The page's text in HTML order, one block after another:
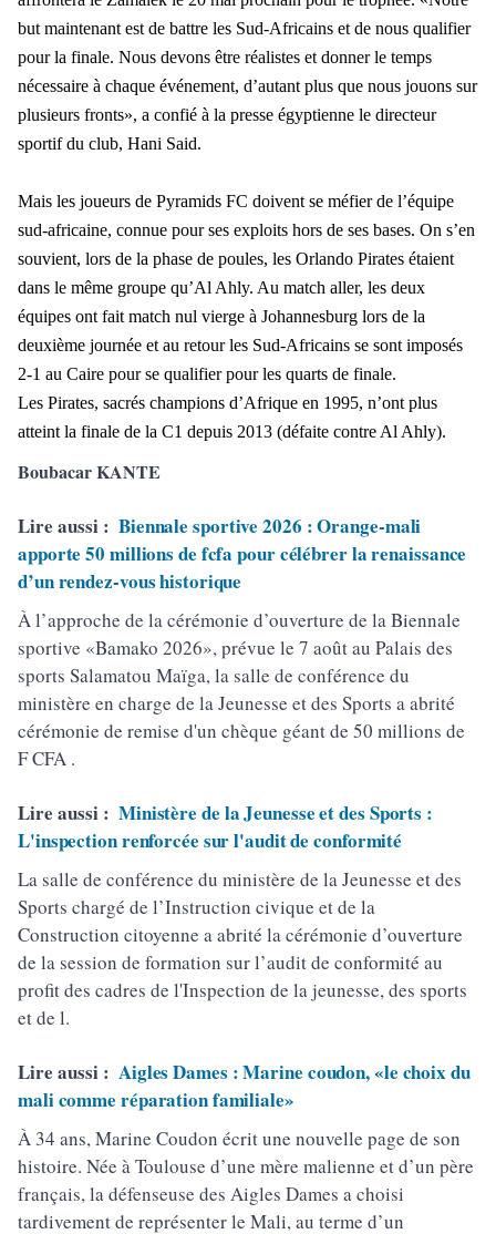
but maintenant est de battre les Sud-Africains et de nous qualifier
pour la finale. Nous devons être réalistes et donner le temps
nécessaire à chaque événement, d’autant plus que nous jouons sur
plusieurs fronts», a confié à la presse égyptienne le directeur
sportif du club, Hani Said.
Mais les joueurs de Pyramids FC doivent se méfier de l’équipe
sud-africaine, connue pour ses exploits hors de ses bases. On s’en
souvient, lors de la phase de poules, les Orlando Pirates étaient
dans le même groupe qu’Al Ahly. Au match aller, les deux
équipes ont fait match nul vierge à Johannesburg lors de la
deuxième journée et au retour les Sud-Africains se sont imposés
2-1 au Caire pour se qualifier pour les quarts de finale.
Les Pirates, sacrés champions d’Afrique en 1995, n’ont plus
atteint la finale de la C1 depuis 2013 (défaite contre Al Ahly).
Boubacar KANTE
Lire aussi : Biennale sportive 2026 : Orange-mali
apporte 50 millions de fcfa pour célébrer la renaissance
d’un rendez-vous historique
À l’approche de la cérémonie d’ouverture de la Biennale
sportive «Bamako 2026», prévue le 7 août au Palais des
sports Salamatou Maïga, la salle de conférence du
ministère en charge de la Jeunesse et des Sports a abrité
cérémonie de remise d'un chèque géant de 50 millions de
F CFA .
Lire aussi : Ministère de la Jeunesse et des Sports :
L'inspection renforcée sur l'audit de conformité
La salle de conférence du ministère de la Jeunesse et des
Sports chargé de l’Instruction civique et de la
Construction citoyenne a abrité la cérémonie d’ouverture
de la session de formation sur l’audit de conformité au
profit des cadres de l'Inspection de la jeunesse, des sports
et de l.
Lire aussi : Aigles Dames : Marine coudon, «le choix du
mali comme réparation familiale»
À 34 ans, Marine Coudon écrit une nouvelle page de son
histoire. Née à Toulouse d’une mère malienne et d’un père
français, la défenseuse des Aigles Dames a choisi
tardivement de représenter le Mali, au terme d’un